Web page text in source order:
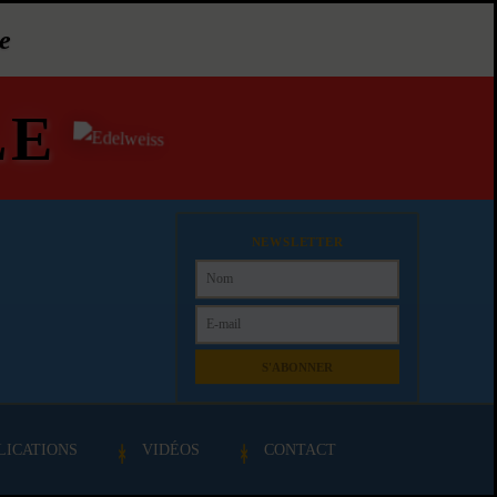
NEWSLETTER
VIDÉOS CONTACT